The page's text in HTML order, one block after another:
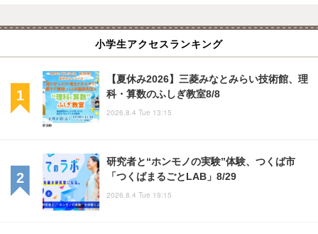
小学生アクセスランキング
【夏休み2026】三菱みなとみらい技術館、理
科・算数のふしぎ教室8/8
2026.8.4 Tue 13:15
研究者と“ホンモノの実験”体験、つくば市
「つくばまるごとLAB」8/29
2026.8.4 Tue 19:15